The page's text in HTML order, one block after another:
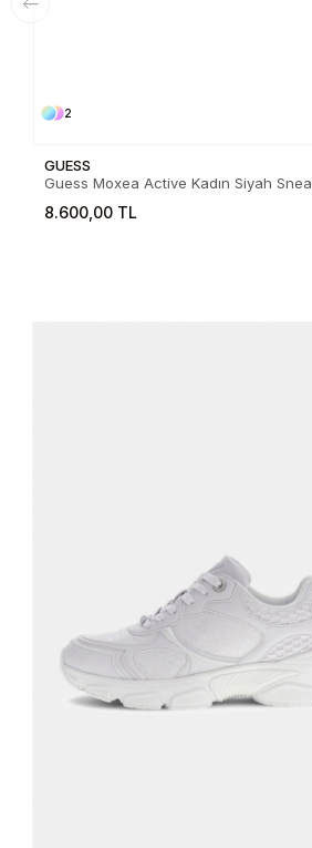
2
GUESS
Guess Moxea Active Kadın Siyah
8.600,00 TL